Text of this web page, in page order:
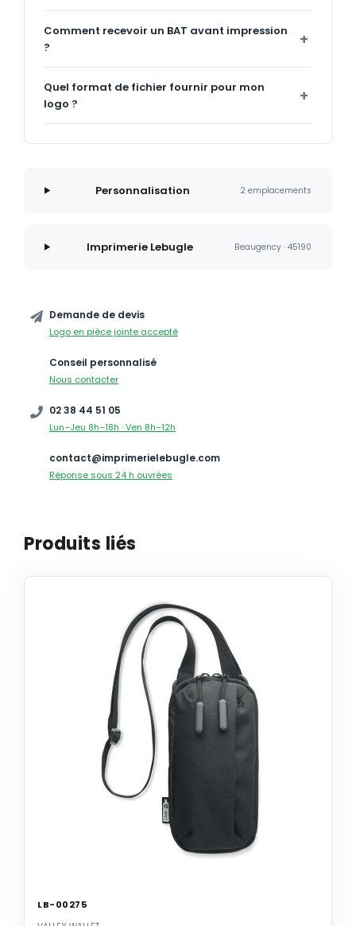
Comment recevoir un BAT avant impression
?
Quel format de fichier fournir pour mon
logo ?
Personnalisation 2 emplacements
Imprimerie Lebugle Beaugency · 45190
Demande de devis
Logo en pièce jointe accepté
Conseil personnalisé
Nous contacter
02 38 44 51 05
Lun–Jeu 8h–18h · Ven 8h–12h
contact@imprimerielebugle.com
Réponse sous 24 h ouvrées
Produits liés
LB-00275